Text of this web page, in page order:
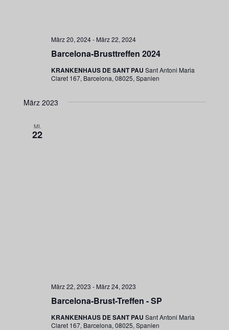
Barcelona-Brusttreffen 2024
März 20, 2024- März 22, 2024
KRANKENHAUS DE SANT PAUSant Antoni Maria
Claret 167, Barcelona, 08025, Spanien
März 2023
MI.
22
Barcelona-Brust-Treffen - SP
März 22, 2023 - März 24, 2023
KRANKENHAUS DE SANT PAUSant Antoni Maria
Claret 167, Barcelona, 08025, Spanien